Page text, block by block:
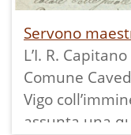
Servono
L’I. R.
Comune
Vigo
assunta una